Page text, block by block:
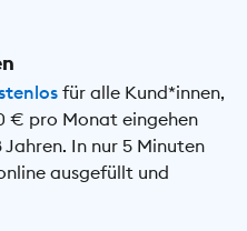
für alle Kund*innen,
€ pro Monat eingehen
In nur 5 Minuten
ausgefüllt und